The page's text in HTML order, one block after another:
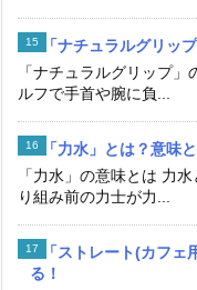
「ナチュラルグリッ
「ナチュラルグリップ
ルフで手首や腕に負...
「力水」とは？意味
「力水」の意味とは 力
り組み前の力士が力...
「ストレート(カフ
る！